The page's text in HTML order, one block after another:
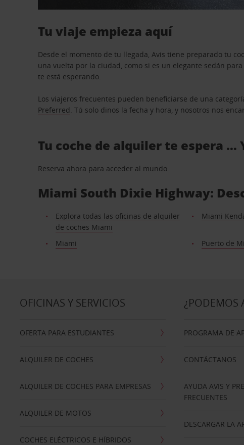
Tu viaje empieza aquí
Desde el momento de tu llegada, Avis tiene preparado tu
una vuelta por la ciudad, como si es un elegante sedán
te está esperando.
Los viajeros frecuentes pueden beneficiarse de una
Preferred. Tú solo dinos la fecha y hora, y nosotros nos
Tu coche de alquiler te espera
Reserva ahora para acceder al mundo.
Miami South Dixie Highway:
Explora todas las oficinas de alquiler
de coches Miami
Miami
Miami Puerto de
OFICINAS Y SERVICIOS
OFERTA PARA ESTUDIANTES
ALQUILER DE COCHES
ALQUILER DE COCHES PARA EMPRESAS
ALQUILER DE MOTOS
COCHES ELÉCTRICOS E HÍBRIDOS
¿PODEMOS
PROGRAMA DE
CONTÁCTANOS
AYUDA AVIS Y
FRECUENTES
DESCARGAR LA